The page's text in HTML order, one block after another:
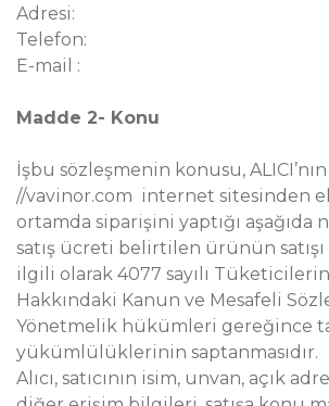
Adresi:
Telefon:
E-mail :
Madde 2- Konu
İşbu sözleşmenin konusu, ALICI’nın
//vavinor.com internet sitesinden
ortamda siparişini yaptığı aşağıda
satış ücreti belirtilen ürünün
ilgili olarak 4077 sayılı
Hakkındaki Kanun ve Mesafeli
Yönetmelik hükümleri gereğince
yükümlülüklerinin saptanmasıdır.
Alıcı, satıcının isim, unvan, açık